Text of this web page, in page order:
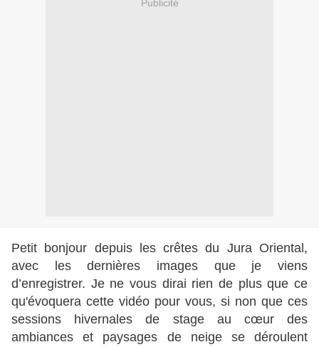
Publicité
Petit bonjour depuis les crêtes du Jura Oriental,
avec les dernières images que je viens
d’enregistrer. Je ne vous dirai rien de plus que ce
qu'évoquera cette vidéo pour vous, si non que ces
sessions hivernales de stage au cœur des
ambiances et paysages de neige se déroulent